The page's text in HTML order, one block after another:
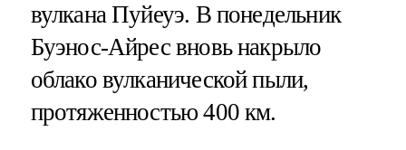
вулкана Пуйеуэ. В понедельник
Буэнос-Айрес вновь накрыло
облако вулканической пыли,
протяженностью 400 км.